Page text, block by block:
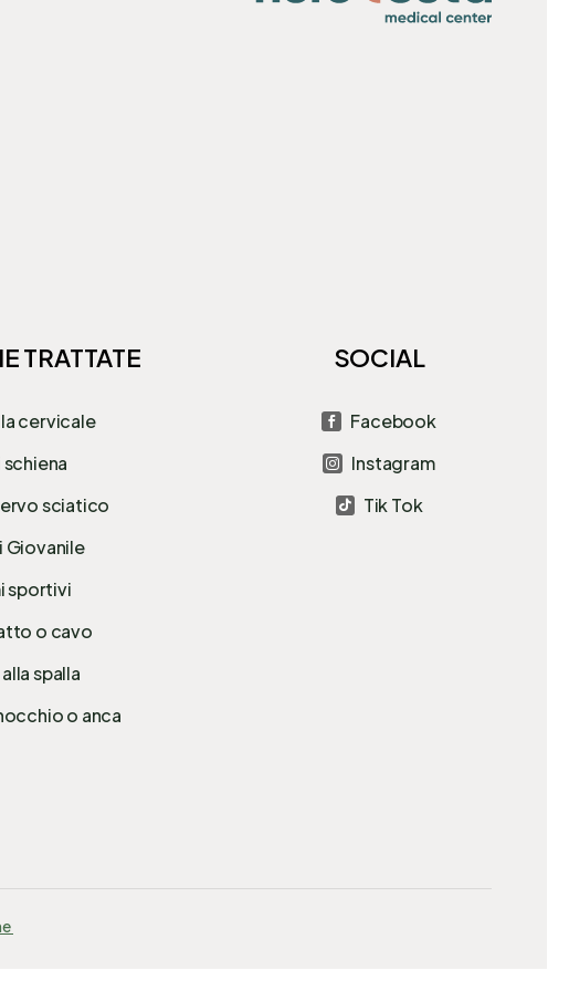
TRATTATE
cervicale
schiena
sciatico
Giovanile
sportivi
o cavo
spalla
o anca
SOCIAL
 Facebook
 Instagram
 Tik Tok